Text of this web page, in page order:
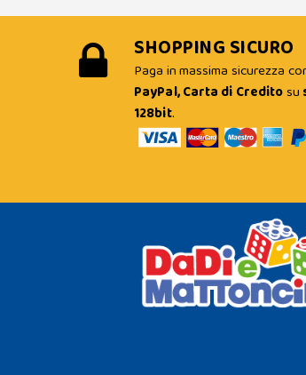
SHOPPING SICURO
Paga in massima sicurezza
PayPal, Carta di Creditosu
128bit.